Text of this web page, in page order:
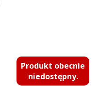
Produkt obecnie
niedostępny.